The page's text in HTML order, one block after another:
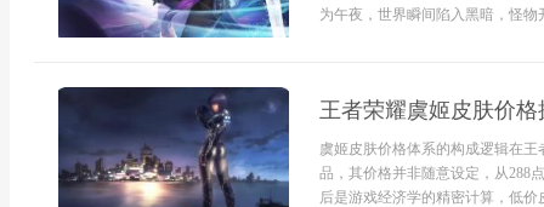
为午夜，世界瞬间陷入黑暗，怪物
王者荣耀虞姬皮肤价
虞姬皮肤价格体系的构成逻辑在
品，其价格并非随意设定，从288
后是游戏经济学的精密计算，低